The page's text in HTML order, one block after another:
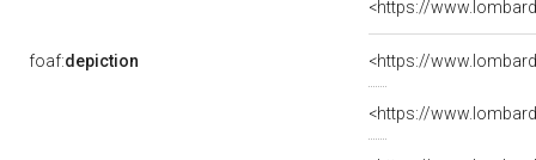
<https://
foaf:depiction